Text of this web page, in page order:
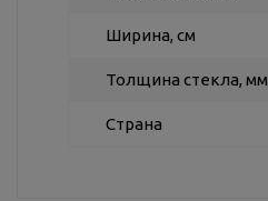
Ширина, см
Толщина стекла, мм
Страна